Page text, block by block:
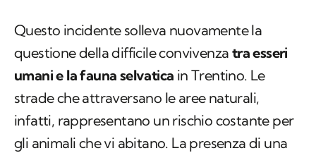
Questo incidente solleva nuovamente la
questione della difficile convivenza tra esseri
umani e la fauna selvatica in Trentino. Le
strade che attraversano le aree naturali,
infatti, rappresentano un rischio costante per
gli animali che vi abitano. La presenza di una